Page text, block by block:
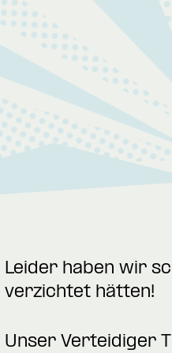
Leider haben wir
verzichtet hätten!
Unser Verteidiger